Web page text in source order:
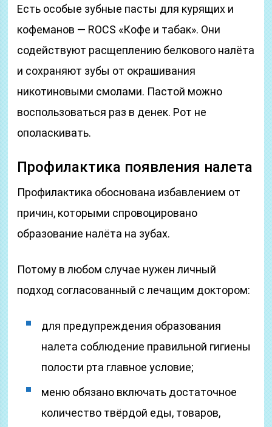
Есть особые зубные пасты для курящих и
кофеманов — ROCS «Кофе и табак». Они
содействуют расщеплению белкового налёта
и сохраняют зубы от окрашивания
никотиновыми смолами. Пастой можно
воспользоваться раз в денек. Рот не
ополаскивать.
Профилактика появления налета
Профилактика обоснована избавлением от
причин, которыми спровоцировано
образование налёта на зубах.
Потому в любом случае нужен личный
подход согласованный с лечащим доктором:
для предупреждения образования
налета соблюдение правильной гигиены
полости рта главное условие;
меню обязано включать достаточное
количество твёрдой еды, товаров,